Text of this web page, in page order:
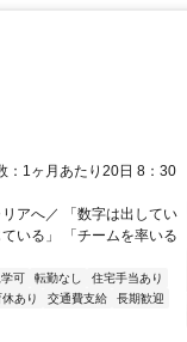
：1ヶ月あたり20日 8：30
アへ／ 「数字は出してい
いる」 「チームを率いる
可 転勤なし
住宅手当あり
休あり 交通費支給
長期歓迎